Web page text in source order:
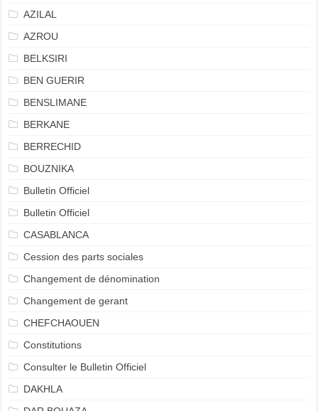
AZILAL
AZROU
BELKSIRI
BEN GUERIR
BENSLIMANE
BERKANE
BERRECHID
BOUZNIKA
Bulletin Officiel
Bulletin Officiel
CASABLANCA
Cession des parts sociales
Changement de dénomination
Changement de gerant
CHEFCHAOUEN
Constitutions
Consulter le Bulletin Officiel
DAKHLA